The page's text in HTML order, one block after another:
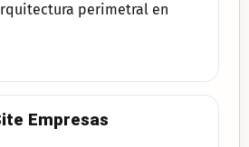
perimetral en
Empresas